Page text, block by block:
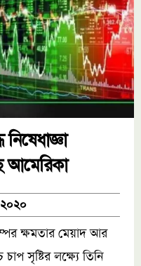
আমেরিকা
২০২০
ক্ষমতার মেয়াদ আর
সৃষ্টির লক্ষ্যে তিনি